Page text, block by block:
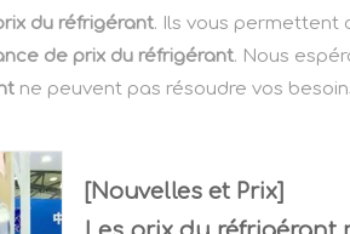
du réfrigérant. Ils vous permettent
de prix du réfrigérant. Nous
ne peuvent pas résoudre vos
[Nouvelles et Prix]